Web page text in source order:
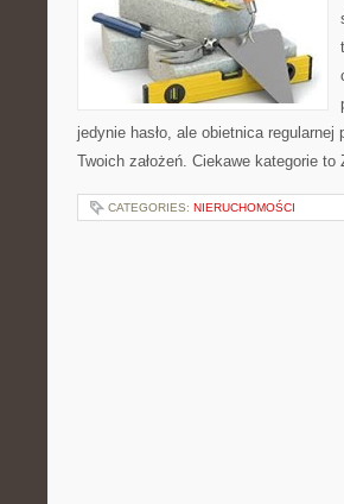
jedynie hasło, ale obietnica
Twoich założeń. Ciekawe kategorie
CATEGORIES: NIERUCHOMOŚCI